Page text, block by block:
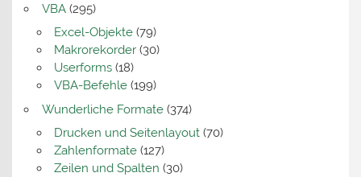
VBA(295)
Excel-Objekte(79)
Makrorekorder(30)
Userforms(18)
VBA-Befehle(199)
Wunderliche Formate(374)
Drucken und Seitenlayout(70)
Zahlenformate(127)
Zeilen und Spalten (30)